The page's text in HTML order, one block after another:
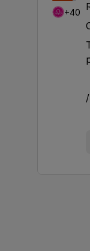
+40